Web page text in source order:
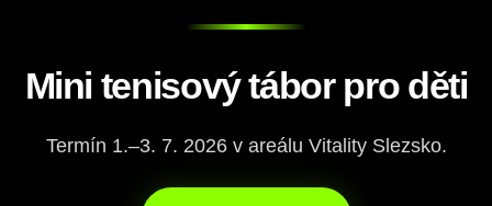
Mini tenisový tábor pro děti
Termín 1.–3. 7. 2026 v areálu Vitality Slezsko.